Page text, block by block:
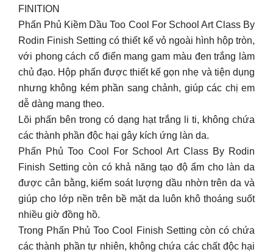
FINITION
Phấn Phủ Kiềm Dầu Too Cool For School Art Class By
Rodin Finish Setting có thiết kế vỏ ngoài hình hộp tròn,
với phong cách cổ điển mang gam màu đen trắng làm
chủ đạo. Hộp phấn được thiết kế gọn nhẹ và tiện dụng
nhưng không kém phần sang chảnh, giúp các chị em
dễ dàng mang theo.
Lõi phấn bên trong có dạng hạt trắng li ti, không chứa
các thành phần độc hại gây kích ứng làn da.
Phấn Phủ Too Cool For School Art Class By Rodin
Finish Setting còn có khả năng tạo độ ẩm cho làn da
được cân bằng, kiểm soát lượng dầu nhờn trên da và
giúp cho lớp nền trên bề mặt da luôn khô thoáng suốt
nhiều giờ đồng hồ.
Trong Phấn Phủ Too Cool Finish Setting còn có chứa
các thành phần tự nhiên, không chứa các chất độc hại